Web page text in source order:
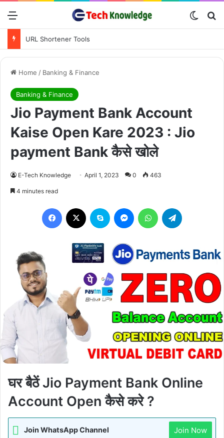
Menu
PDF Converter Tools
Home / Banking & Finance
Banking & Finance
Jio Payment Bank Account
Kaise Open Kare 2023 : Jio
payment Bank कैसे खोले
E-Tech Knowledge April 1, 2023 0 463
4 minutes read
Facebook Skype MessengerWhatsApp
घर बैठें Jio Payment Bank Online
Account Open कैसे करे ?
Join WhatsApp Channel Join Now